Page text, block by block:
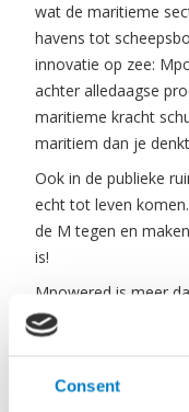
Consent
wat de maritieme
havens tot
innovatie op zee:
achter alledaagse
maritieme kracht
maritiem dan je
Ook in de publieke
echt tot leven
de M tegen en
is!
Mpowered is meer
gezamenlijke
mensen uit de hele
voorbeelden